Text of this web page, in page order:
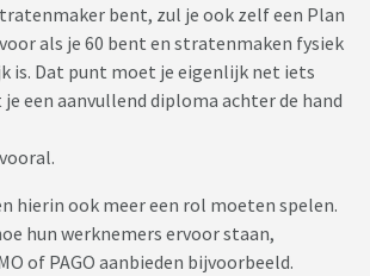
bent, zul je ook zelf een Plan
als je 60 bent en stratenmaken fysiek
is. Dat punt moet je eigenlijk net iets
een aanvullend diploma achter de hand
hierin ook meer een rol moeten spelen.
hun werknemers ervoor staan,
of PAGO aanbieden bijvoorbeeld.